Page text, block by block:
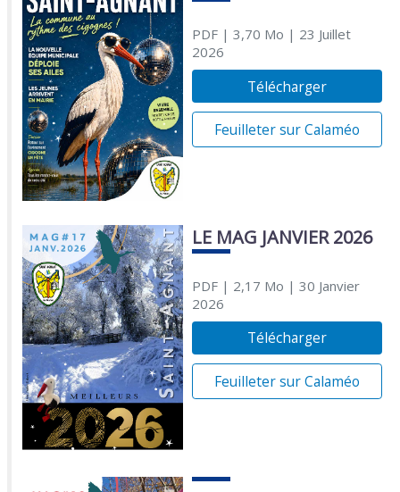
PDF| 3,70 Mo | 23 Juillet
2026
Télécharger
Feuilleter sur Calaméo
LE MAG JANVIER 2026
PDF| 2,17 Mo | 30 Janvier
2026
Télécharger
Feuilleter sur Calaméo